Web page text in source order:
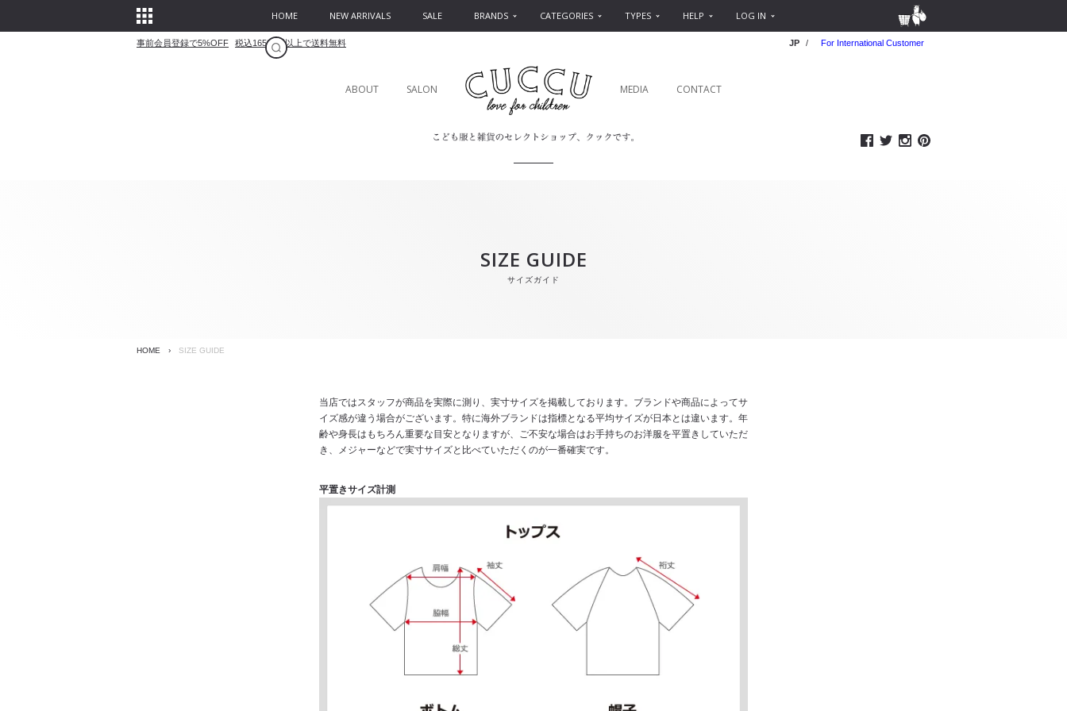
HOME NEW ARRIVALS SALE BRANDS CATEGORIES TYPES HELP LOG IN
事前会員登録で5%OFF 税込16500円以上で送料無料 JP / For International Customer
ABOUT SALON MEDIA CONTACT
SIZE GUIDE
サイズガイド
HOME › SIZE GUIDE
当店ではスタッフが商品を実際に測り、実寸サイズを掲載しております。ブランドや商品によってサ
イズ感が違う場合がございます。特に海外ブランドは指標となる平均サイズが日本とは違います。年
齢や身長はもちろん重要な目安となりますが、ご不安な場合はお手持ちのお洋服を平置きしていただ
き、メジャーなどで実寸サイズと比べていただくのが一番確実です。
平置きサイズ計測